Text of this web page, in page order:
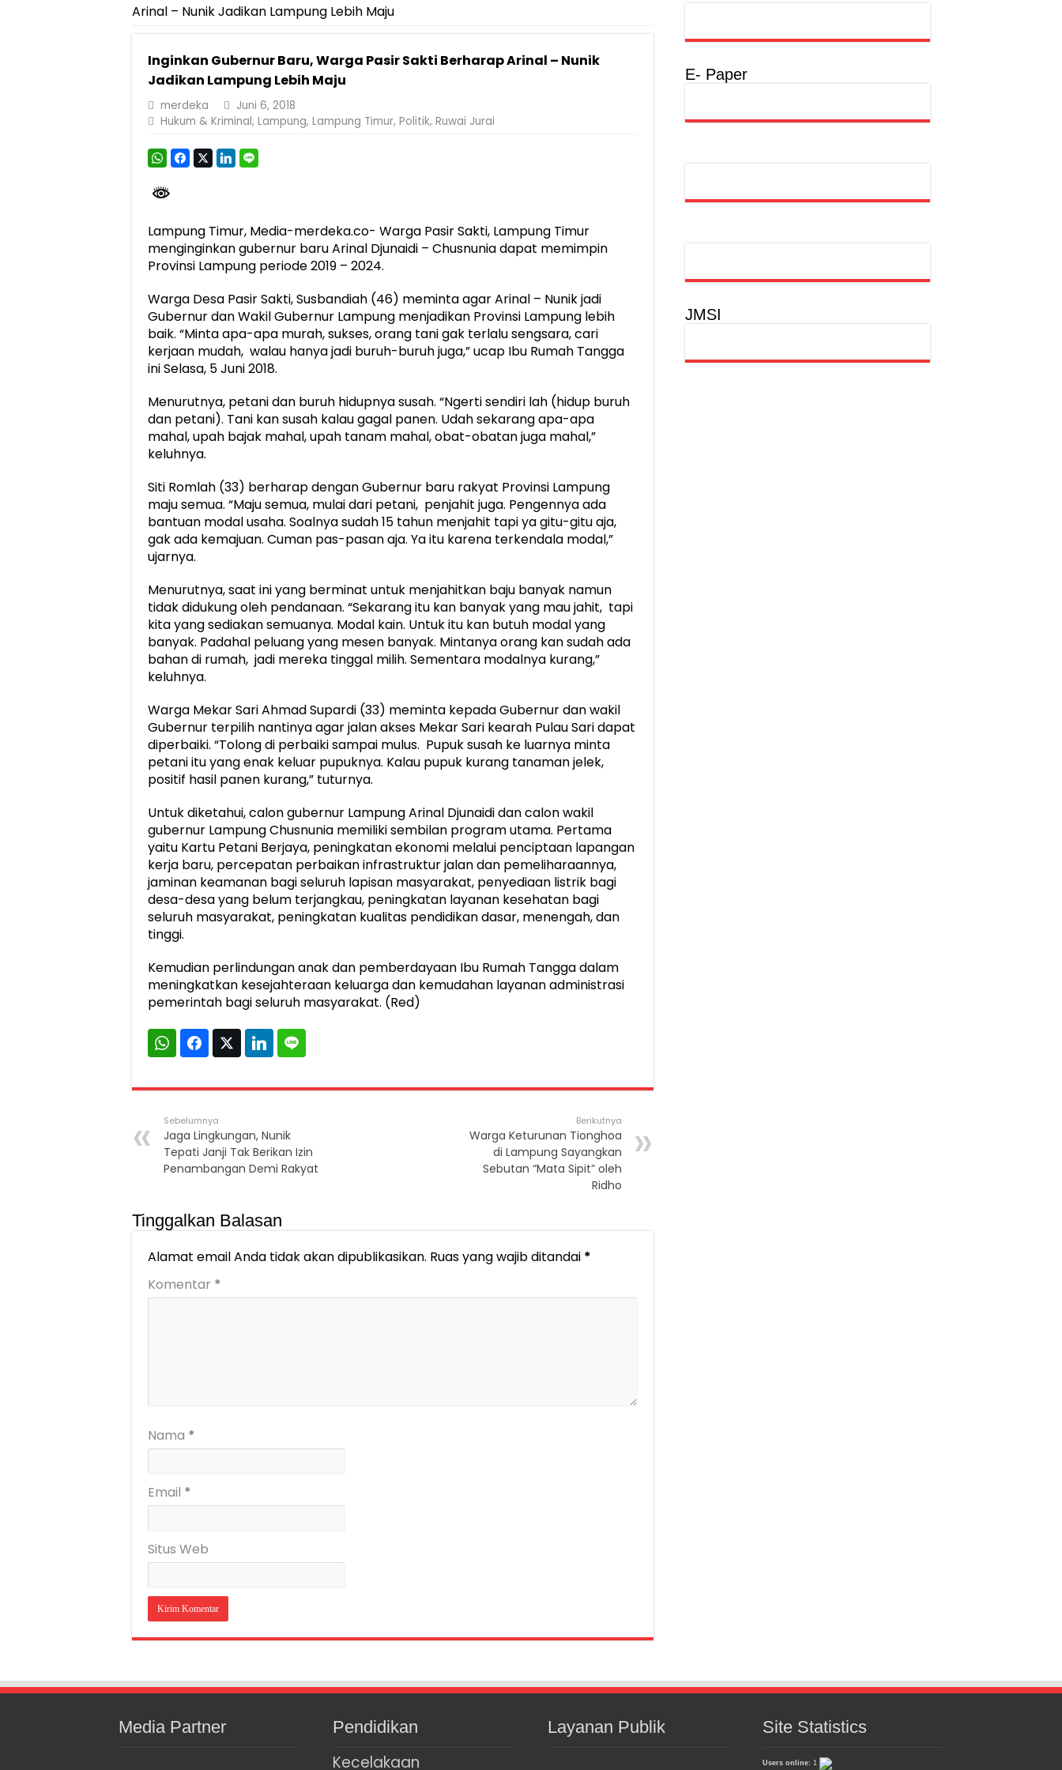
Pemprov Lampung Perkuat Pembangunan Rumah Layak Huni untuk Dukung SDM Unggul dan Masyarakat Sehat
Dirut Jasa Raharja Dampingi Wamenhub Tinjau Penanganan Korban KM Mutiara Sentosa II di RS PHC Surabaya
Pastikan Pelayanan Maksimal, Direksi Jasa Raharja Tinjau Korban Kebakaran KM Mutiara Sentosa II
Jasa Raharja Jamin Seluruh Korban Kebakaran KM Mutiara Sentosa II di Perairan Sumenep
Gubernur Mirza Ajak IAI Darul Fattah Cetak SDM Adaptif Berlandaskan Nilai Agama
Arinal – Nunik Jadikan Lampung Lebih Maju
Inginkan Gubernur Baru, Warga Pasir Sakti Berharap Arinal – Nunik
Jadikan Lampung Lebih Maju
merdeka
Juni 6, 2018
Hukum & Kriminal, Lampung, Lampung Timur, Politik, Ruwai Jurai
Lampung Timur, Media-merdeka.co- Warga Pasir Sakti, Lampung Timur
menginginkan gubernur baru Arinal Djunaidi – Chusnunia dapat memimpin
Provinsi Lampung periode 2019 – 2024.
Warga Desa Pasir Sakti, Susbandiah (46) meminta agar Arinal – Nunik jadi
Gubernur dan Wakil Gubernur Lampung menjadikan Provinsi Lampung lebih
baik. “Minta apa-apa murah, sukses, orang tani gak terlalu sengsara, cari
kerjaan mudah, walau hanya jadi buruh-buruh juga,” ucap Ibu Rumah Tangga
ini Selasa, 5 Juni 2018.
Menurutnya, petani dan buruh hidupnya susah. “Ngerti sendiri lah (hidup buruh
dan petani). Tani kan susah kalau gagal panen. Udah sekarang apa-apa
mahal, upah bajak mahal, upah tanam mahal, obat-obatan juga mahal,”
keluhnya.
Siti Romlah (33) berharap dengan Gubernur baru rakyat Provinsi Lampung
maju semua. “Maju semua, mulai dari petani, penjahit juga. Pengennya ada
bantuan modal usaha. Soalnya sudah 15 tahun menjahit tapi ya gitu-gitu aja,
gak ada kemajuan. Cuman pas-pasan aja. Ya itu karena terkendala modal,”
ujarnya.
Menurutnya, saat ini yang berminat untuk menjahitkan baju banyak namun
tidak didukung oleh pendanaan. “Sekarang itu kan banyak yang mau jahit, tapi
kita yang sediakan semuanya. Modal kain. Untuk itu kan butuh modal yang
banyak. Padahal peluang yang mesen banyak. Mintanya orang kan sudah ada
bahan di rumah, jadi mereka tinggal milih. Sementara modalnya kurang,”
keluhnya.
Warga Mekar Sari Ahmad Supardi (33) meminta kepada Gubernur dan wakil
Gubernur terpilih nantinya agar jalan akses Mekar Sari kearah Pulau Sari dapat
diperbaiki. “Tolong di perbaiki sampai mulus. Pupuk susah ke luarnya minta
petani itu yang enak keluar pupuknya. Kalau pupuk kurang tanaman jelek,
positif hasil panen kurang,” tuturnya.
Untuk diketahui, calon gubernur Lampung Arinal Djunaidi dan calon wakil
gubernur Lampung Chusnunia memiliki sembilan program utama. Pertama
yaitu Kartu Petani Berjaya, peningkatan ekonomi melalui penciptaan lapangan
kerja baru, percepatan perbaikan infrastruktur jalan dan pemeliharaannya,
jaminan keamanan bagi seluruh lapisan masyarakat, penyediaan listrik bagi
desa-desa yang belum terjangkau, peningkatan layanan kesehatan bagi
seluruh masyarakat, peningkatan kualitas pendidikan dasar, menengah, dan
tinggi.
Kemudian perlindungan anak dan pemberdayaan Ibu Rumah Tangga dalam
meningkatkan kesejahteraan keluarga dan kemudahan layanan administrasi
pemerintah bagi seluruh masyarakat. (Red)
Sebelumnya
Jaga Lingkungan, Nunik
Tepati Janji Tak Berikan Izin
Penambangan Demi Rakyat
Berikutnya
Warga Keturunan Tionghoa
di Lampung Sayangkan
Sebutan “Mata Sipit” oleh
Ridho
Tinggalkan Balasan
Alamat email Anda tidak akan dipublikasikan. Ruas yang wajib ditandai *
Komentar *
Nama *
Email *
Situs Web
E- Paper
JMSI
Media Partner Pendidikan
Kecelakaan
Layanan Publik Site Statistics
Users online: 1